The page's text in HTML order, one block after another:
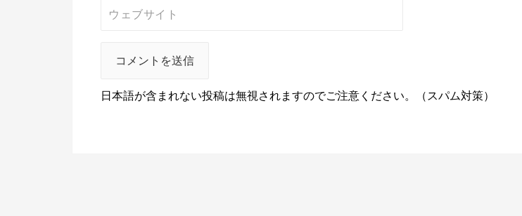
日本語が含まれない投稿は無視されますのでご注意ください。（スパム対策）